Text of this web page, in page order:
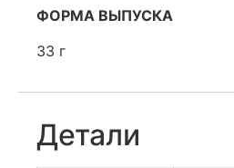
ФОРМА ВЫПУСКА
33 г
Детали